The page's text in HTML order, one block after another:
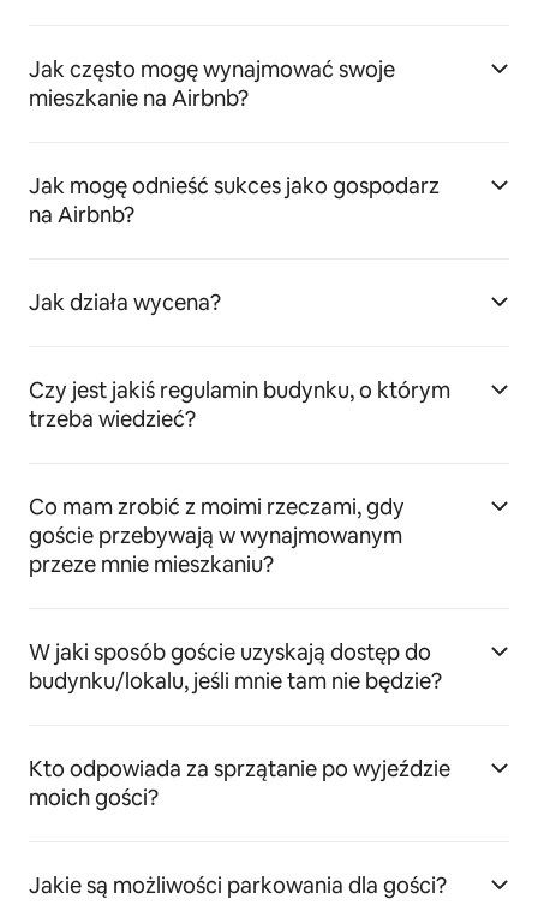
Jak często mogę wynajmować swoje
mieszkanie na Airbnb?
Jak mogę odnieść sukces jako gospodarz
na Airbnb?
Jak działa wycena?
Czy jest jakiś regulamin budynku, o którym
trzeba wiedzieć?
Co mam zrobić z moimi rzeczami, gdy
goście przebywają w wynajmowanym
przeze mnie mieszkaniu?
W jaki sposób goście uzyskają dostęp do
budynku/lokalu, jeśli mnie tam nie będzie?
Kto odpowiada za sprzątanie po wyjeździe
moich gości?
Jakie są możliwości parkowania dla gości?